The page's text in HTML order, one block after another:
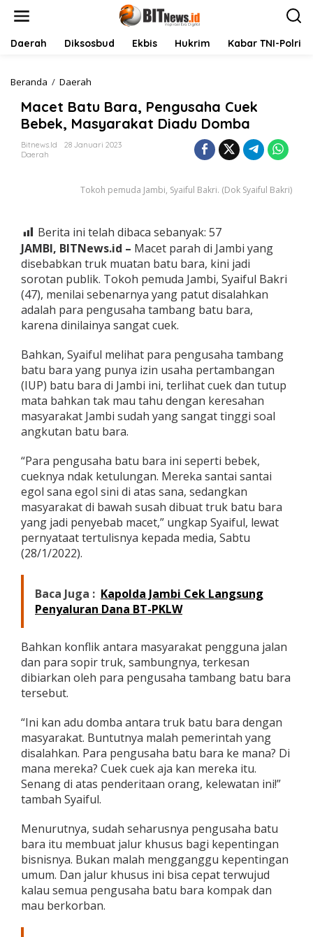
Daerah Diksosbud Ekbis Hukrim Kabar TNI-Polri
Beranda / Daerah
c
e
t
B
B
a
,
e
n
g
u
s
a
a
C
u
e
k
B
e
e
k
,
M
a
s
y
a
t
a
d
u
D
b
a
Macet Batu Bara, Pengusaha Cuek
Bebek, Masyarakat Diadu Domba
Bitnews.id
28 Januari 2023
Daerah
Tokoh pemuda Jambi, Syaiful Bakri. (Dok Syaiful Bakri)
Berita ini telah dibaca sebanyak: 57
JAMBI, BITNews.id – Macet parah di Jambi yang
disebabkan truk muatan batu bara, kini jadi
sorotan publik. Tokoh pemuda Jambi, Syaiful Bakri
(47), menilai sebenarnya yang patut disalahkan
adalah para pengusaha tambang batu bara,
karena dinilainya sangat cuek.
Bahkan, Syaiful melihat para pengusaha tambang
batu bara yang punya izin usaha pertambangan
(IUP) batu bara di Jambi ini, terlihat cuek dan tutup
mata bahkan tak mau tahu dengan keresahan
masyarakat Jambi sudah yang sangat tinggi soal
angkutan batu bara.
“Para pengusaha batu bara ini seperti bebek,
cueknya ndak ketulungan. Mereka santai santai
egol sana egol sini di atas sana, sedangkan
masyarakat di bawah susah dibuat truk batu bara
yang jadi penyebab macet,” ungkap Syaiful, lewat
pernyataat tertulisnya kepada media, Sabtu
(28/1/2022).
Baca Juga : Kapolda Jambi Cek Langsung
Penyaluran Dana BT-PKLW
Bahkan konflik antara masyarakat pengguna jalan
dan para sopir truk, sambungnya, terkesan
dibiarkan oleh para pengusaha tambang batu bara
tersebut.
“Ini kan adu domba antara truk batu bara dengan
masyarakat. Buntutnya malah pemerintah yang
disalahkan. Para pengusaha batu bara ke mana? Di
mana mereka? Cuek cuek aja kan mereka itu.
Senang di atas penderitaan orang, kelewatan ini!”
tambah Syaiful.
Menurutnya, sudah seharusnya pengusaha batu
bara itu membuat jalur khusus bagi kepentingan
bisnisnya. Bukan malah mengganggu kepentingan
umum. Dan jalur khusus ini bisa cepat terwujud
kalau semua pengusaha batu bara kompak dan
mau berkorban.